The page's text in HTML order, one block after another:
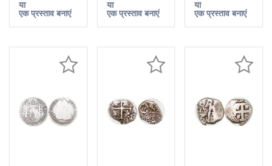
offer
या
एक प्रस्ताव बनाएं
Silver -
>Make
या
एक प्रस्ताव बनाएं
1728 cob
Silver -
offer
या
एक प्रस्ताव बनाएं